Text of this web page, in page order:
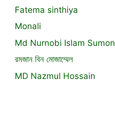
Fatema sinthiya
Monali
Md Nurnobi Islam Sumon
রমজান বিন মোজাম্মেল
MD Nazmul Hossain